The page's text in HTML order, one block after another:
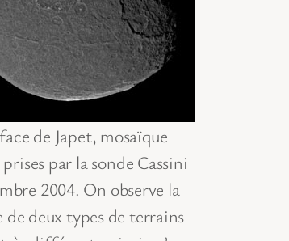
de Japet, mosaïque
prises par la sonde Cassini
2004. On observe la
de deux types de terrains